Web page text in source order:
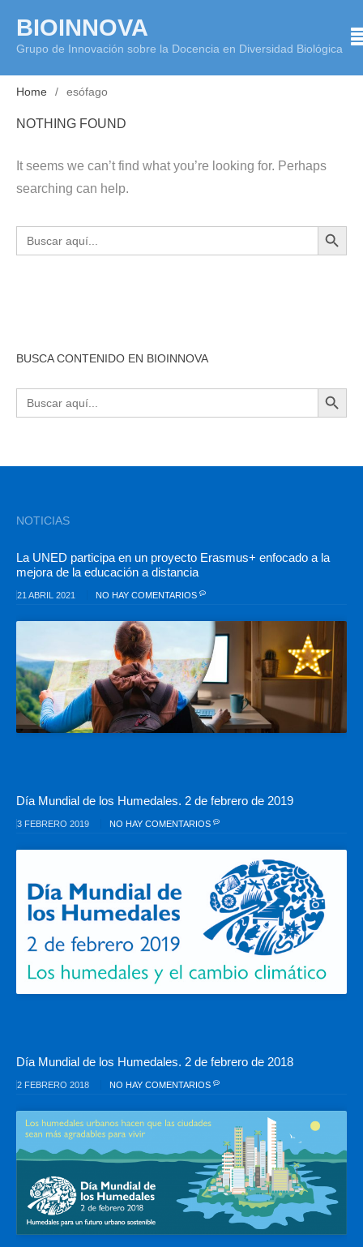
content
BIOINNOVA
Grupo de Innovación sobre la Docencia en Diversidad Biológica
Home esófago
NOTHING FOUND
It seems we can’t find what you’re looking for. Perhaps
searching can help.
Buscar: BOTÓN DE
BUSCA CONTENIDO EN BIOINNOVA
Buscar: BOTÓN DE
NOTICIAS
La UNED participa en un proyecto Erasmus+ enfocado a la
mejora de la educación a distancia
21 ABRIL 2021 NO HAY COMENTARIOS
Día Mundial de los Humedales. 2 de febrero de 2019
3 FEBRERO 2019 NO HAY COMENTARIOS
Día Mundial de los Humedales. 2 de febrero de 2018
2 FEBRERO 2018 NO HAY COMENTARIOS